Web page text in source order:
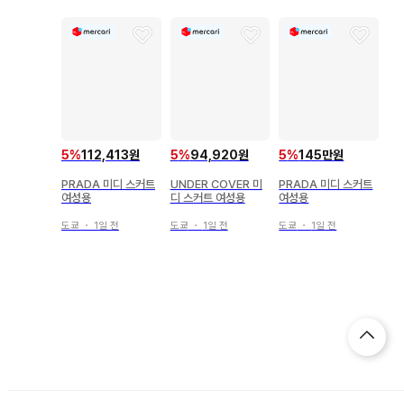
5%112,413원
PRADA 미디 스커트
여성용
도쿄 ・ 1일 전
5%94,920원
UNDER COVER 미
디 스커트 여성용
도쿄 ・ 1일 전
5%145만원
PRADA 미디 스커트
여성용
도쿄 ・ 1일 전